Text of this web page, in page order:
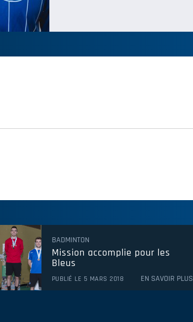
BADMINTON
Mission accomplie pour les
Bleus
PUBLIÉ LE 5 MARS 2018 EN SAVOIR PLUS